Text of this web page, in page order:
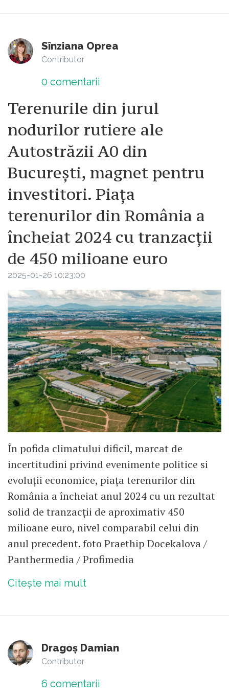
Sînziana Oprea
Contributor
0 comentarii
Terenurile din jurul
nodurilor rutiere ale
Autostrăzii A0 din
București, magnet pentru
investitori. Piața
terenurilor din România a
încheiat 2024 cu tranzacții
de 450 milioane euro
2025-01-26 10:23:00
În pofida climatului dificil, marcat de
incertitudini privind evenimente politice si
evoluții economice, piața terenurilor din
România a încheiat anul 2024 cu un rezultat
solid de tranzacții de aproximativ 450
milioane euro, nivel comparabil celui din
anul precedent. foto Praethip Docekalova /
Panthermedia / Profimedia
Citește mai mult
Dragoș Damian
Contributor
6 comentarii